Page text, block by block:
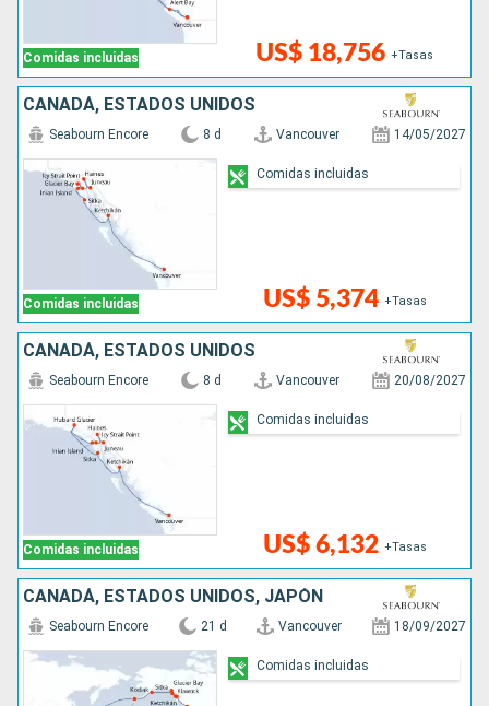
Comidas incluidas US$ 18,756 +Tasas
CANADÁ, ESTADOS UNIDOS
Comidas incluidas
Seabourn Encore 8 d Vancouver 14/05/2027
US$ 5,374 +Tasas
Comidas incluidas
CANADÁ, ESTADOS UNIDOS
Comidas incluidas
Seabourn Encore 8 d Vancouver 20/08/2027
US$ 6,132 +Tasas
Comidas incluidas
CANADÁ, ESTADOS UNIDOS, JAPÓN
Seabourn Encore 21 d Vancouver 18/09/2027
Comidas incluidas